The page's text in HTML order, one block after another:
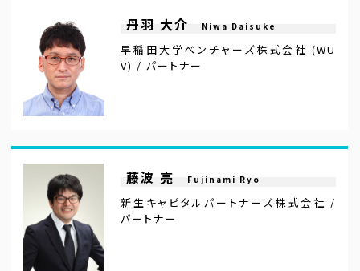
丹羽 大介 Niwa Daisuke
早稲田大学ベンチャーズ株式会社 (WU
V) / パートナー
藤波 亮 Fujinami Ryo
新生キャピタルパートナーズ株式会社 /
パートナー